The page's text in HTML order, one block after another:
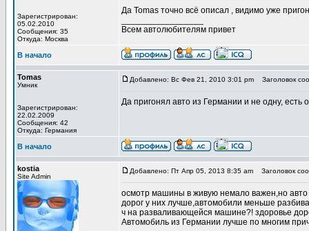
Зарегистрирован:
05.02.2010
Сообщения: 35
Откуда: Москва
Да Tomas точно всё описал , видимо уже
Всем автолюбителям привет
В начало
Tomas
Умник
Зарегистрирован:
22.02.2009
Сообщения: 42
Откуда: Германия
Добавлено: Вс Фев 21, 2010 3:01 pm Заголовок
Да пригонял авто из Германии и не одну, есть
В начало
kostia
Site Admin
Добавлено: Пт Апр 05, 2013 8:35 am Заголовок
осмотр машины в живую немало важен,но авто
дорог у них лучше,автомобили меньше
ч на разваливающейся машине?! здоровье
Автомобиль из Германии лучше по многим